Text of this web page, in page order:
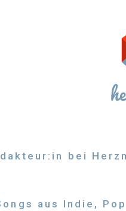
bei
aus Indie,